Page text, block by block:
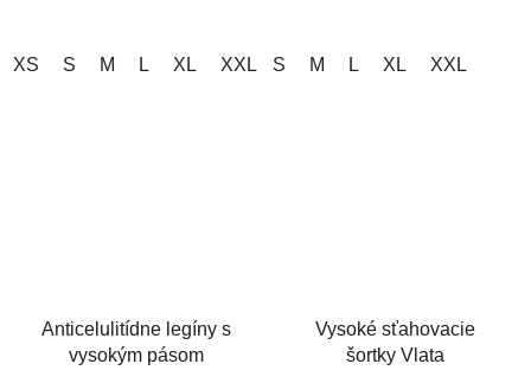
XS S M L XL XXL S M L XL XXL
Anticelulitídne legíny s
vysokým pásom
Vysoké sťahovacie
šortky Vlata